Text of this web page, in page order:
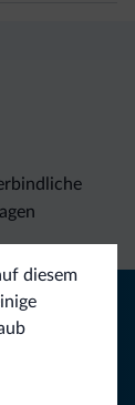
diesem